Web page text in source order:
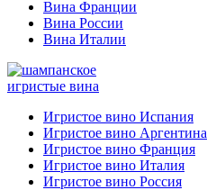
Вина Франции
Вина России
Вина Италии
игристые вина
Игристое вино Испания
Игристое вино Аргентина
Игристое вино Франция
Игристое вино Италия
Игристое вино Россия